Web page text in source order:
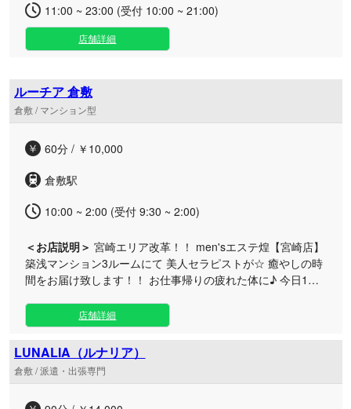
11:00 ~ 23:00 (受付 10:00 ~ 21:00)
店舗詳細
ルーチア 倉敷
倉敷 / マンション型
60分 / ￥10,000
倉敷駅
10:00 ~ 2:00 (受付 9:30 ~ 2:00)
＜お店説明＞ 宮崎エリア改革！！ men'sエステ煌【宮崎店】
築浅マンション3ルームにて 美人セラピストが☆ 癒やしの時
間をお届け致します！！ お仕事帰りの疲れた体に♪ 今日1日
さい☆ ※当店は風俗店ではございません🙇‍♂️
店舗詳細
LUNALIA（ルナリア）
倉敷 / 派遣・出張専門